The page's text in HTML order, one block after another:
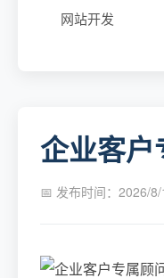
网站开发
企业客
📅 发布时间：2026/